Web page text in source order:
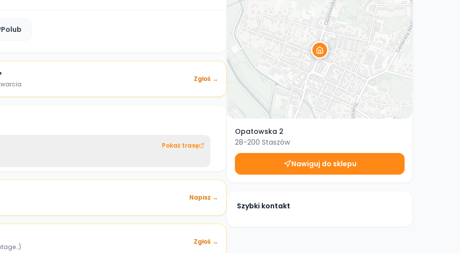
Polub
Zgłoś →
Pokaż trasę
Napisz →
Zgłoś →
Opatowska 2
28-200 Staszów
Nawiguj do sklepu
Szybki kontakt